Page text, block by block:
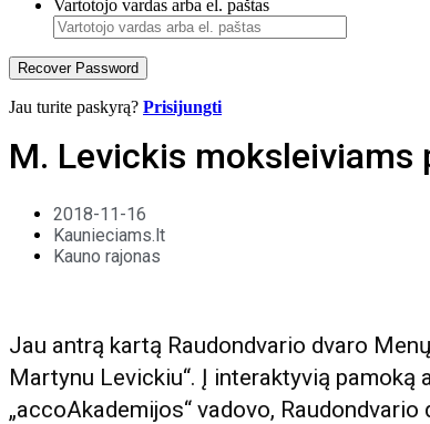
Vartotojo vardas arba el. paštas
Recover Password
Jau turite paskyrą? Prisijungti
M. Levickis moksleiviams
2018-11-16
Kaunieciams.lt
Kauno rajonas
Jau antrą kartą Raudondvario dvaro
Martynu Levickiu“. Į interaktyvią
„accoAkademijos“ vadovo,